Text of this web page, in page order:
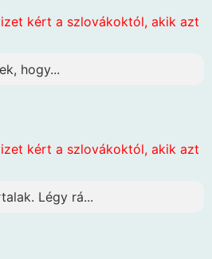
kért a szlovákoktól, akik azt
hogy...
kért a szlovákoktól, akik azt
Légy rá...